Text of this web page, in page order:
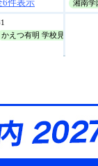
6件表示
湘南学
ﾆ説明会
かえつ有明 学校見学会